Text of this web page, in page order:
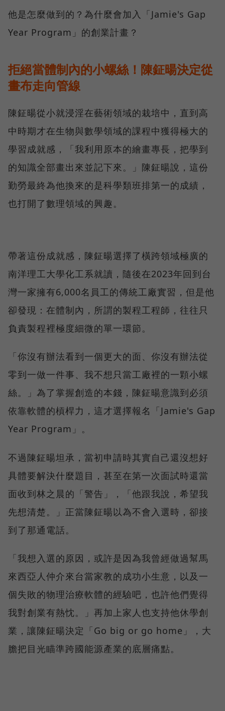
他是怎麼做到的？為什麼會加入「Jamie's Gap
Year Program」的創業計畫？
拒絕當體制內的小螺絲！陳鉦暘決定從
畫布走向管線
陳鉦暘從小就浸淫在藝術領域的栽培中，直到高
中時期才在生物與數學領域的課程中獲得極大的
學習成就感，「我利用原本的繪畫專長，把學到
的知識全部畫出來並記下來。」陳鉦暘說，這份
勤勞最終為他換來的是科學類班排第一的成績，
也打開了數理領域的興趣。
帶著這份成就感，陳鉦暘選擇了橫跨領域極廣的
南洋理工大學化工系就讀，隨後在2023年回到台
灣一家擁有6,000名員工的傳統工廠實習，但是他
卻發現：在體制內，所謂的製程工程師，往往只
負責製程裡極度細微的單一環節。
「你沒有辦法看到一個更大的面、你沒有辦法從
零到一做一件事、我不想只當工廠裡的一顆小螺
絲。」為了掌握創造的本錢，陳鉦暘意識到必須
依靠軟體的槓桿力，這才選擇報名「Jamie's Gap
Year Program」。
不過陳鉦暘坦承，當初申請時其實自己還沒想好
具體要解決什麼題目，甚至在第一次面試時還當
面收到林之晨的「警告」，「他跟我說，希望我
先想清楚。」正當陳鉦暘以為不會入選時，卻接
到了那通電話。
「我想入選的原因，或許是因為我曾經做過幫馬
來西亞人仲介來台當家教的成功小生意，以及一
個失敗的物理治療軟體的經驗吧，也許他們覺得
我對創業有熱忱。」再加上家人也支持他休學創
業，讓陳鉦暘決定「Go big or go home」，大
膽把目光瞄準跨國能源產業的底層痛點。